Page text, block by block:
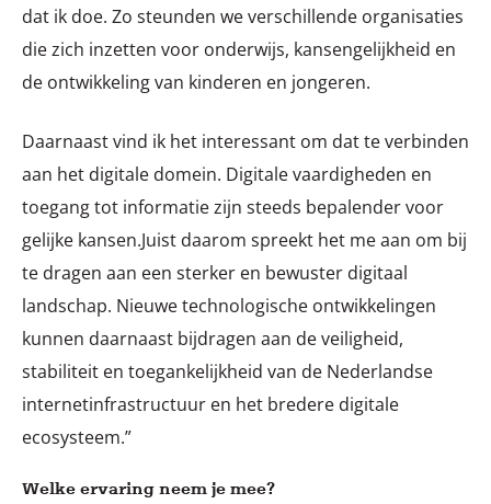
dat ik doe. Zo steunden we verschillende organisaties
die zich inzetten voor onderwijs, kansengelijkheid en
de ontwikkeling van kinderen en jongeren.
Daarnaast vind ik het interessant om dat te verbinden
aan het digitale domein. Digitale vaardigheden en
toegang tot informatie zijn steeds bepalender voor
gelijke kansen.Juist daarom spreekt het me aan om bij
te dragen aan een sterker en bewuster digitaal
landschap. Nieuwe technologische ontwikkelingen
kunnen daarnaast bijdragen aan de veiligheid,
stabiliteit en toegankelijkheid van de Nederlandse
internetinfrastructuur en het bredere digitale
ecosysteem.”
Welke ervaring neem je mee?